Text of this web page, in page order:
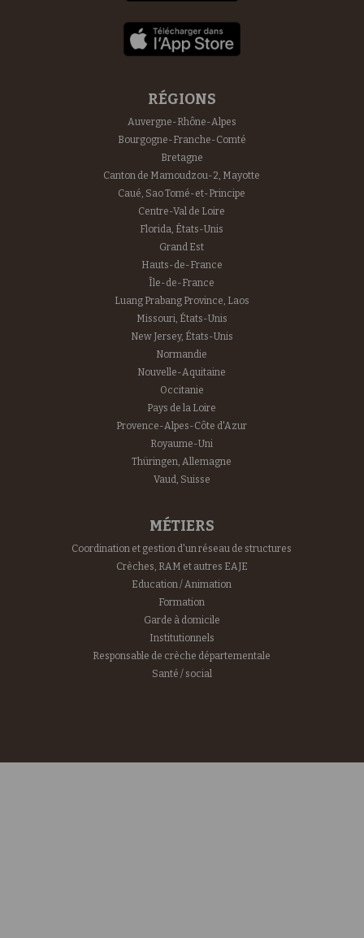
RÉGIONS
Auvergne-Rhône-Alpes
Bourgogne-Franche-Comté
Bretagne
Canton de Mamoudzou-2, Mayotte
Caué, Sao Tomé-et-Principe
Centre-Val de Loire
Florida, États-Unis
Grand Est
Hauts-de-France
Île-de-France
Luang Prabang Province, Laos
Missouri, États-Unis
New Jersey, États-Unis
Normandie
Nouvelle-Aquitaine
Occitanie
Pays de la Loire
Provence-Alpes-Côte d'Azur
Royaume-Uni
Thüringen, Allemagne
Vaud, Suisse
MÉTIERS
Coordination et gestion d'un réseau de structures
Crèches, RAM et autres EAJE
Education / Animation
Formation
Garde à domicile
Institutionnels
Responsable de crèche départementale
Santé / social